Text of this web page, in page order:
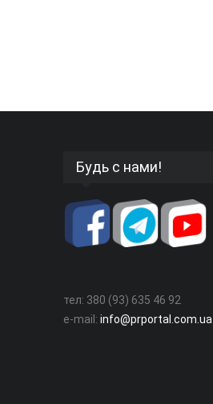
Будь с нами!
тел: 380 (93) 635 46 92
e-mail: info@prportal.com.ua